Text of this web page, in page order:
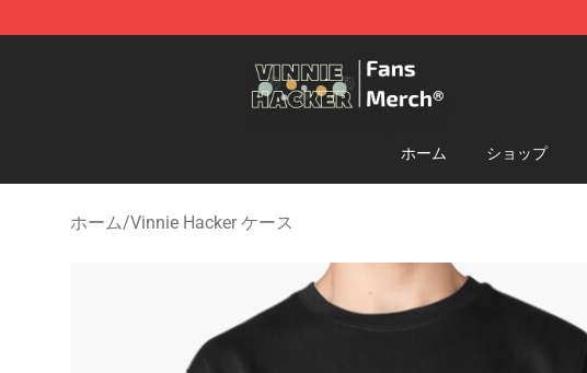
ホーム ショップ
ホーム/Vinnie Hacker ケース